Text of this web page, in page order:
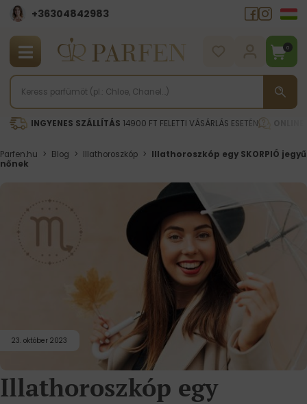
+36304842983
0
INGYENES SZÁLLÍTÁS 14900 FT FELETTI VÁSÁRLÁS ESETÉN
Parfen.hu > Blog > Illathoroszkóp > Illathoroszkóp egy SKORPIÓ jegyű
nőnek
23. október 2023
Illathoroszkóp egy